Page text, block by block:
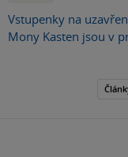
Vstupenky na
Mony Kasten jsou v